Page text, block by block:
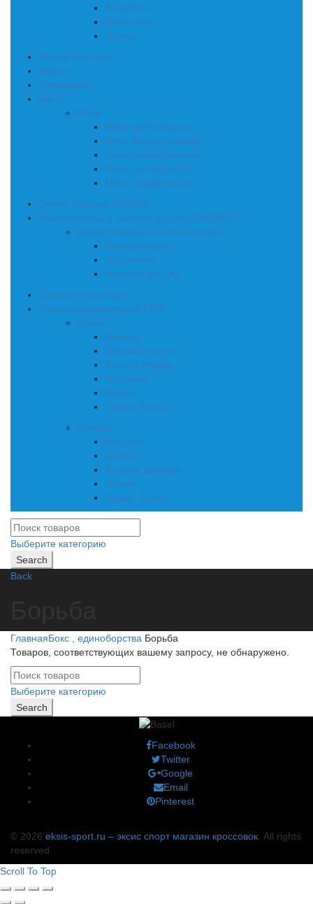
Волейбол
Баскетбол
Теннис
Легкая атлетика
Mizuno
Тренажеры
Мячи
Мячи
Мячи футбольные
Мячи баскетбольные
Мячи волейбольные
Мячи для футзала
Мячи гандбольные
Сумки, рюкзаки UMBRO
Лыжероллеры и комплектующие SHAMOV
Лыжероллеры и комплектующие
Лыжероллеры
Крепления
Комплектующие
Лыжная продукция
Хоккейная экипировка EFSI
Игрок
Клюшки
Шлемы и маски
Защита игрока
Перчатки
Коньки
Сумки, баулы
Вратарь
Клюшки
Шлемы
Защиты вратаря
Коньки
Сумки, баулы
Выберите категорию
Search
Back
ГлавнаяБокс , единоборства Борьба
Товаров, соответствующих вашему запросу, не обнаружено.
Выберите категорию
Search
Facebook
Twitter
Google
Email
Pinterest
© 2026 eksis-sport.ru – эксис спорт магазин кроссовок. All rights
reserved
Scroll To Top